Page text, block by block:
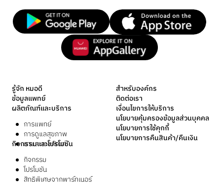
รู้จัก หมอดี
ข้อมูลแพทย์
ผลิตภัณฑ์และบริการ
การแพทย์
การดูแลสุขภาพ
ยาและเวชภัณฑ์
กิจกรรมและโปรโมชัน
กิจกรรม
โปรโมชัน
สิทธิพิเศษจากพาร์ทเนอร์
สำหรับองค์กร
ติดต่อเรา
เงื่อนไขการให้บริการ
นโยบายคุ้มครองข้อมูลส่วนบุคคล
นโยบายการใช้คุกกี้
นโยบายการคืนสินค้า/คืนเงิน